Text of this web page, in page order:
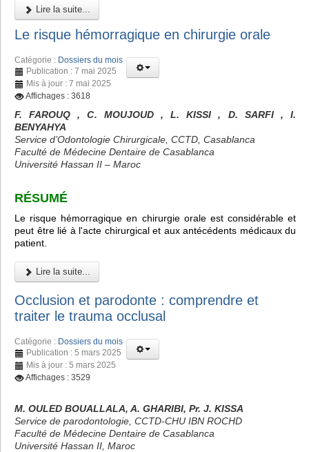
Lire la suite...
Le risque hémorragique en chirurgie orale
Catégorie : Dossiers du mois
Publication : 7 mai 2025
Mis à jour : 7 mai 2025
Affichages : 3618
F. FAROUQ , C. MOUJOUD , L. KISSI , D. SARFI , I.
BENYAHYA
Service d’Odontologie Chirurgicale, CCTD, Casablanca
Faculté de Médecine Dentaire de Casablanca
Université Hassan II – Maroc
RÉSUMÉ
Le risque hémorragique en chirurgie orale est considérable et
peut être lié à l'acte chirurgical et aux antécédents médicaux du
patient.
Lire la suite...
Occlusion et parodonte : comprendre et
traiter le trauma occlusal
Catégorie : Dossiers du mois
Publication : 5 mars 2025
Mis à jour : 5 mars 2025
Affichages : 3529
M. OULED BOUALLALA, A. GHARIBI, Pr. J. KISSA
Service de parodontologie, CCTD-CHU IBN ROCHD
Faculté de Médecine Dentaire de Casablanca
Université Hassan II, Maroc